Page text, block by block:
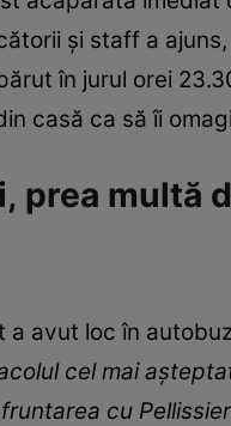
şi staff a
în jurul orei
casă ca să îi
prea multă
a avut loc în
cel mai
cu